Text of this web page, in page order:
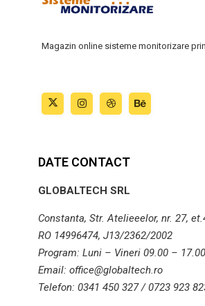
Magazin online sisteme monitorizare
DATE CONTACT
GLOBALTECH SRL
Constanta, Str. Atelieeelor, nr. 27,
RO 14996474, J13/2362/2002
Program: Luni – Vineri 09.00 – 17.00
Email: office@globaltech.ro
Telefon: 0341 450 327 / 0723 923